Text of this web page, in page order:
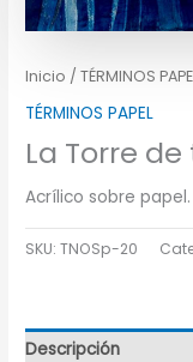
Inicio /TÉRMINOS
TÉRMINOS PAPEL
La Torre
Acrílico sobre
SKU:TNOSp-20
Descripción